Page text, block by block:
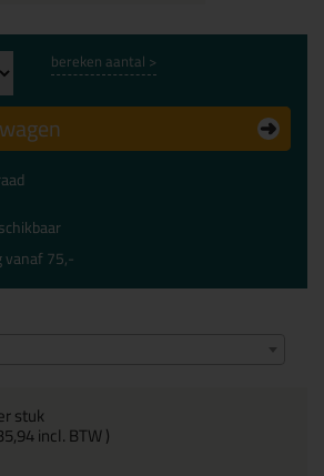
stuk
94incl. BTW )
bereken aantal >
vanaf 75,-